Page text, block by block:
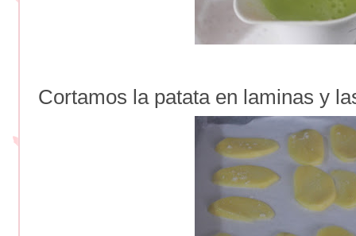
Cortamos la patata en laminas y